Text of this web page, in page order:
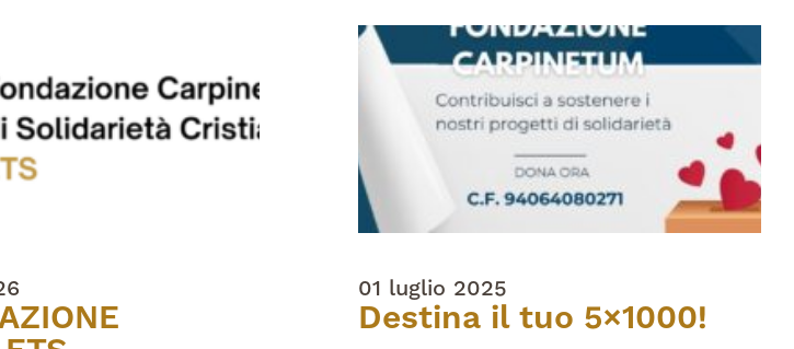
01 luglio 2025
Destina il tuo 5×1000!